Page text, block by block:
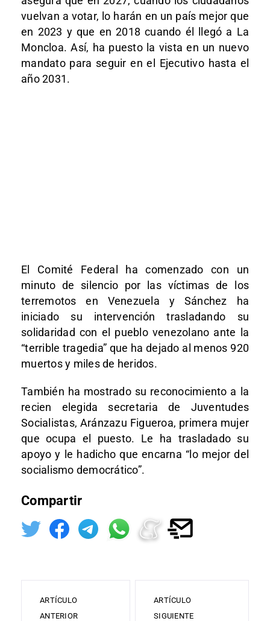
vuelvan a votar, lo harán en un país mejor que
en 2023 y que en 2018 cuando él llegó a La
Moncloa. Así, ha puesto la vista en un nuevo
mandato para seguir en el Ejecutivo hasta el
año 2031.
El Comité Federal ha comenzado con un
minuto de silencio por las víctimas de los
terremotos en Venezuela y Sánchez ha
iniciado su intervención trasladando su
solidaridad con el pueblo venezolano ante la
“terrible tragedia” que ha dejado al menos 920
muertos y miles de heridos.
También ha mostrado su reconocimiento a la
recien elegida secretaria de Juventudes
Socialistas, Aránzazu Figueroa, primera mujer
que ocupa el puesto. Le ha trasladado su
apoyo y le hadicho que encarna “lo mejor del
socialismo democrático”.
Compartir
ARTÍCULO
ANTERIOR
ARTÍCULO
SIGUIENTE